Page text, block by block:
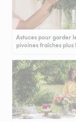
Astuces pour garder
pivoines fraîches plus